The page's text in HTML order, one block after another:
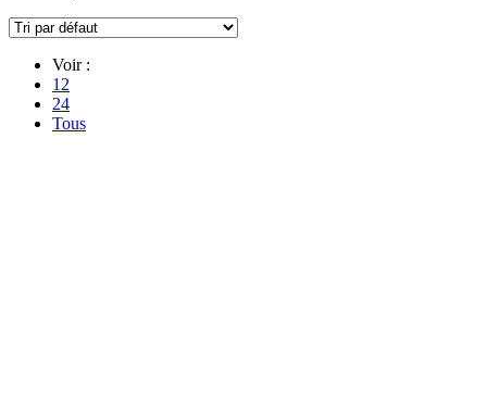
Voir :
12
24
Tous